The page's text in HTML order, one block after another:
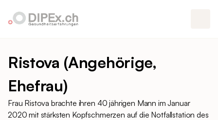
Ristova (Angehörige,
Ehefrau)
Frau Ristova brachte ihren 40 jährigen Mann im Januar
2020 mit stärksten Kopfschmerzen auf die Notfallstation des